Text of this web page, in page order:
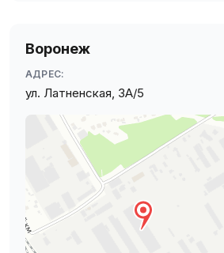
Воронеж
АДРЕС:
ул. Латненская, 3А/5